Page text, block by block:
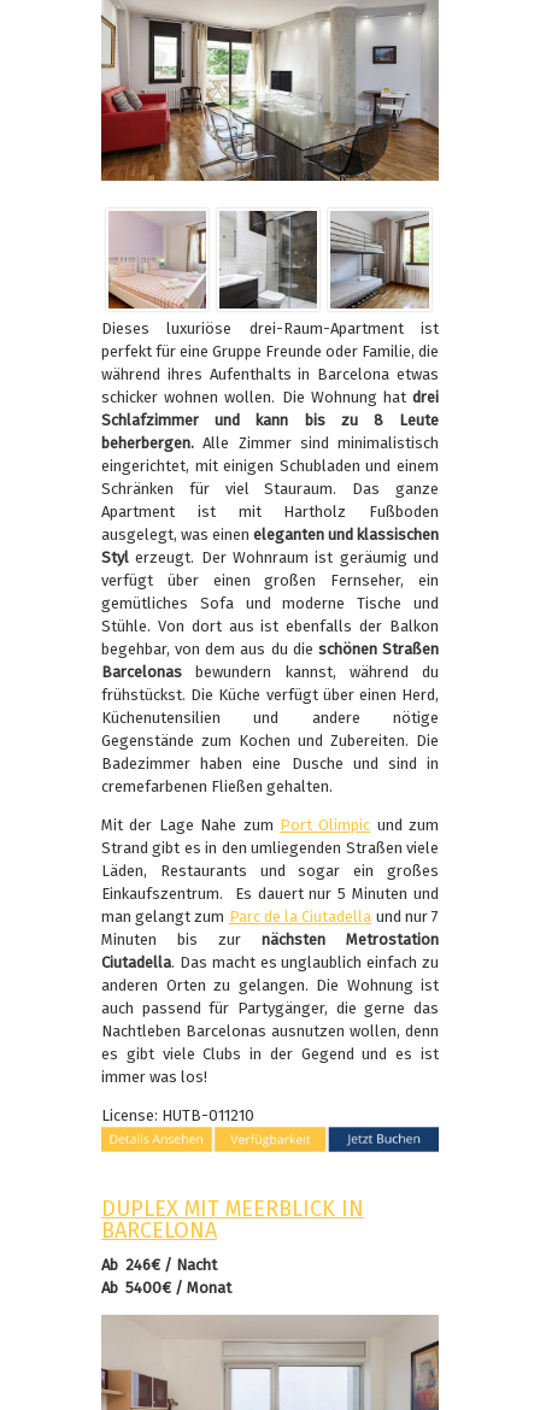
Dieses luxuriöse drei-Raum-Apartment ist
perfekt für eine Gruppe Freunde oder Familie, die
während ihres Aufenthalts in Barcelona etwas
schicker wohnen wollen. Die Wohnung hat drei
Schlafzimmer und kann bis zu 8 Leute
beherbergen.Alle Zimmer sind minimalistisch
eingerichtet, mit einigen Schubladen und einem
Schränken für viel Stauraum. Das ganze
Apartment ist mit Hartholz Fußboden
ausgelegt, was einen eleganten und klassischen
Stylerzeugt. Der Wohnraum ist geräumig und
verfügt über einen großen Fernseher, ein
gemütliches Sofa und moderne Tische und
Stühle. Von dort aus ist ebenfalls der Balkon
begehbar, von dem aus du die schönen Straßen
Barcelonas bewundern kannst, während du
frühstückst. Die Küche verfügt über einen Herd,
Küchenutensilien und andere nötige
Gegenstände zum Kochen und Zubereiten. Die
Badezimmer haben eine Dusche und sind in
cremefarbenen Fließen gehalten.
Mit der Lage Nahe zum Port Olimpic und zum
Strand gibt es in den umliegenden Straßen viele
Läden, Restaurants und sogar ein großes
Einkaufszentrum. Es dauert nur 5 Minuten und
man gelangt zum Parc de la Ciutadella und nur 7
Minuten bis zur nächsten Metrostation
Ciutadella. Das macht es unglaublich einfach zu
anderen Orten zu gelangen. Die Wohnung ist
auch passend für Partygänger, die gerne das
Nachtleben Barcelonas ausnutzen wollen, denn
es gibt viele Clubs in der Gegend und es ist
immer was los!
License: HUTB-011210
DUPLEX MIT MEERBLICK IN
BARCELONA
Ab 246€ / Nacht
Ab 5400€ / Monat